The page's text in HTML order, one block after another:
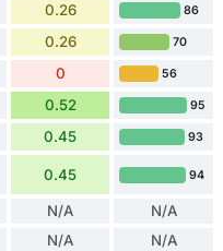
0.26 86
0.26 70
0 56
0.52 95
0.45 93
0.45 94
N/A N/A
N/A N/A